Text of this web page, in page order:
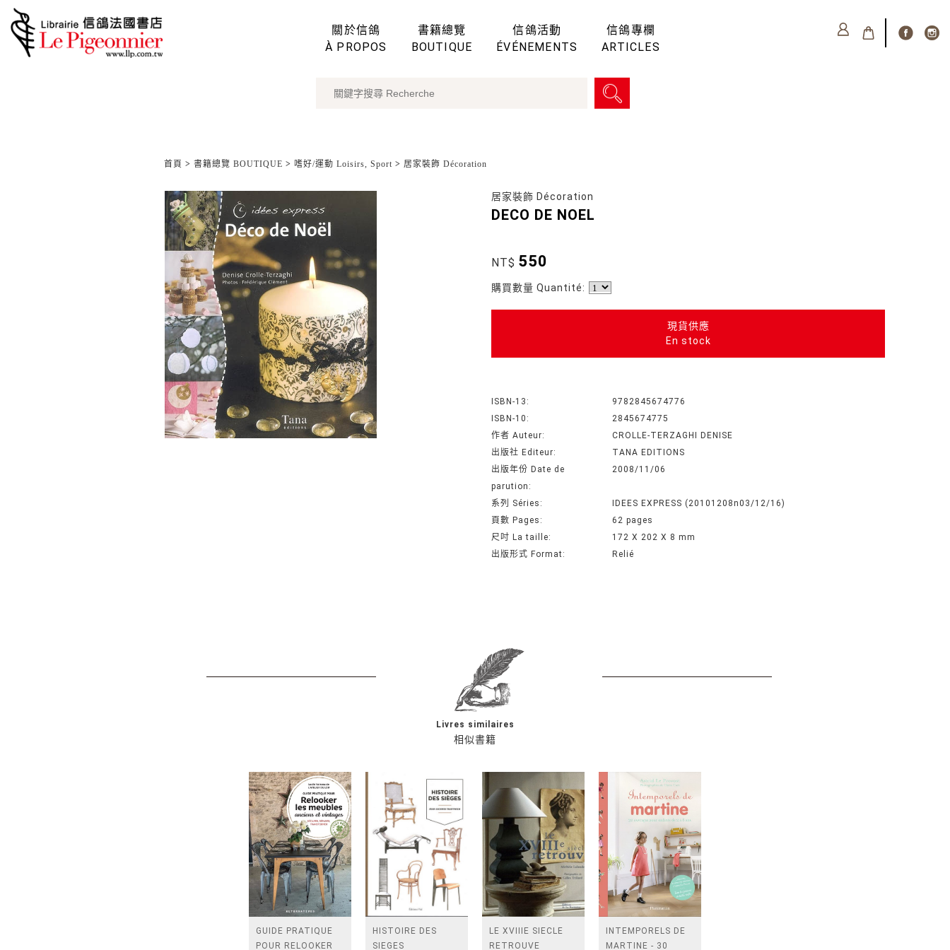
關於信鴿
À PROPOS
書籍總覽
BOUTIQUE
信鴿活動
ÉVÉNEMENTS
信鴿專欄
ARTICLES
首頁 > 書籍總覽 BOUTIQUE > 嗜好/運動 Loisirs, Sport > 居家裝飾 Décoration
居家裝飾 Décoration
DECO DE NOEL
NT$ 550
購買數量 Quantité:
現貨供應
En stock
ISBN-13:
9782845674776
ISBN-10:
2845674775
作者 Auteur:
CROLLE-TERZAGHI DENISE
出版社 Editeur:
TANA EDITIONS
出版年份 Date de
parution:
2008/11/06
系列 Séries:
IDEES EXPRESS (20101208n03/12/16)
頁數 Pages:
62 pages
尺吋 La taille:
172 X 202 X 8 mm
出版形式 Format:
Relié
相似書籍
Livres similaires
GUIDE PRATIQUE
POUR RELOOKER
HISTOIRE DES
SIEGES
LE XVIIIE SIECLE
RETROUVE
INTEMPORELS DE
MARTINE - 30